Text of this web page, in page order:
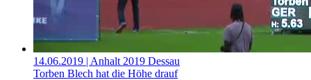
14.06.2019 | Anhalt 2019 Dessau
Torben Blech hat die Höhe drauf